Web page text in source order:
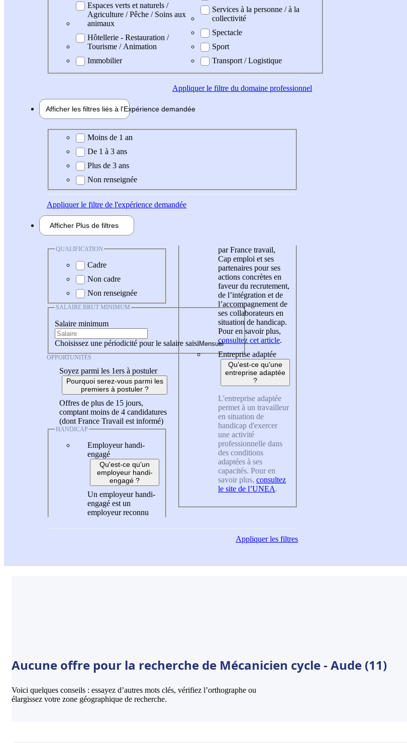
Espaces verts et naturels /
Agriculture / Pêche / Soins aux
animaux
Hôtellerie - Restauration /
Tourisme / Animation
Immobilier
Services à la personne / à la
collectivité
Spectacle
Sport
Transport / Logistique
Appliquerle filtre du domaine professionnel
Afficher les filtres liés à l'Expérience demandée
Expérience demandée
Moins de 1 an
De 1 à 3 ans
Plus de 3 ans
Non renseignée
Appliquerle filtre de l'expérience demandée
Afficher Plus de filtres
QUALIFICATION
Cadre
Non cadre
Non renseignée
SALAIRE BRUT MINIMUM
Salaire minimum
Choisissez une périodicité pour le salaire saisi
OPPORTUNITÉS
Soyez parmi les 1ers à postuler
Pourquoi serez-vous parmi les
premiers à postuler ?
Offres de plus de 15 jours,
comptant moins de 4 candidatures
(dont France Travail est informé)
HANDICAP
Employeur handi-
engagé
Qu'est-ce qu'un
employeur handi-
engagé ?
Un employeur handi-
engagé est un
employeur reconnu
par France travail,
Cap emploi et ses
partenaires pour ses
actions concrètes en
faveur du recrutement,
de l’intégration et de
l’accompagnement de
ses collaborateurs en
situation de handicap.
Pour en savoir plus,
consultez cet article.
Entreprise adaptée
Qu'est-ce qu'une
entreprise adaptée
?
L'entreprise adaptée
permet à un travailleur
en situation de
handicap d'exercer
une activité
professionnelle dans
des conditions
adaptées à ses
capacités. Pour en
savoir plus, consultez
le site de l’UNEA.
Appliquerles filtres
Aucune offre pour la recherche de Mécanicien cycle - Aude (11)
Voici quelques conseils : essayez d’autres mots clés, vérifiez l’orthographe ou
élargissez votre zone géographique de recherche.